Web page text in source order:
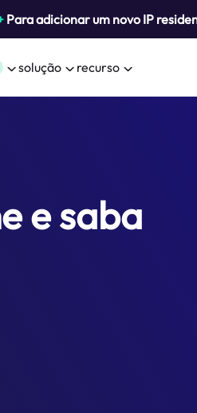
Para adicionar um novo IP
solução recurso
e saba